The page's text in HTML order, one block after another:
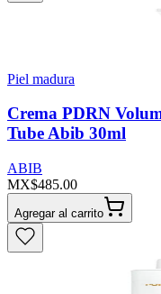
Piel madura
Crema PDRN
Tube Abib 30ml
ABIB
MX$485.00
Agregar al carrito